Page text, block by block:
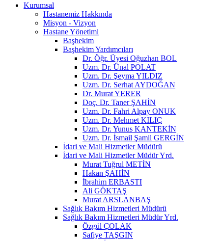
Kurumsal
Hastanemiz Hakkında
Misyon - Vizyon
Hastane Yönetimi
Başhekim
Başhekim Yardımcıları
Dr. Öğr. Üyesi Oğuzhan BOL
Uzm. Dr. Ünal POLAT
Uzm. Dr. Şeyma YILDIZ
Uzm. Dr. Serhat AYDOĞAN
Dr. Murat YERER
Doç. Dr. Taner ŞAHİN
Uzm. Dr. Fahri Alpay ONUK
Uzm. Dr. Mehmet KILIÇ
Uzm. Dr. Yunus KANTEKİN
Uzm. Dr. İsmail Şamil GERGİN
İdari ve Mali Hizmetler Müdürü
İdari ve Mali Hizmetler Müdür Yrd.
Murat Tuğrul METİN
Hakan ŞAHİN
İbrahim ERBASTI
Ali GÖKTAŞ
Murat ARSLANBAŞ
Sağlık Bakım Hizmetleri Müdürü
Sağlık Bakım Hizmetleri Müdür Yrd.
Özgül ÇOLAK
Safiye TAŞGIN